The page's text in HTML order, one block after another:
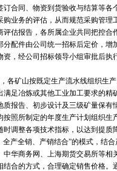
合同、物资到货验收与结算等
业务的评估，从而规范采购管
估报告，各所属企业共同把控合
件由公司统一招标后定价，增
，经公司招标领导小组审批后
矿山按既定生产流水线组织生产
足冶炼或其他工业加工要求的
报告、初步设计及三级矿量保
照所制定的年度生产计划组织
调整各项技术指标，以达到提质
全销、产销结合”的模式，结合
商务网、上海期货交易所等相
合的方式，合理确定销售价格